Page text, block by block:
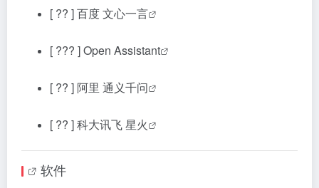
[ ?? ]百度 文心一言
[ ??? ]Open Assistant
[ ?? ] 阿里 通义千问
[ ?? ]科大讯飞 星火
软件